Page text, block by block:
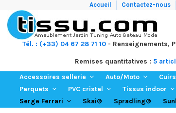
Accueil Contactez-nous
Tél. : (+33) 04 67 28 71 10 - Renseignements,
Remises quantitatives : 5
Accessoires sellerie
Auto/Moto
Parquets
PVC cristal Tissus indoor
Serge Ferrari
Skai® Spradling®